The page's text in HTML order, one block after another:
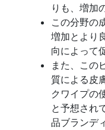
りも、増加
この分野の
増加とより
向によって
また、この
質による皮
クワイプの
と予想され
品ブランデ